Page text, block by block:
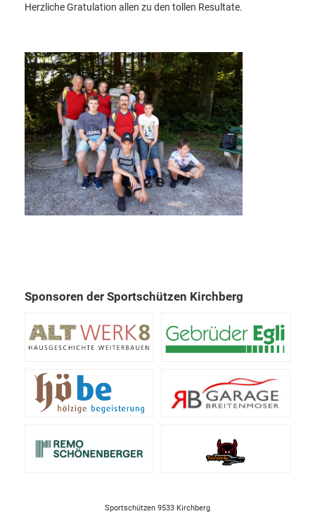
Herzliche Gratulation allen zu den tollen Resultate.
Sponsoren der Sportschützen Kirchberg
Sportschützen 9533 Kirchberg